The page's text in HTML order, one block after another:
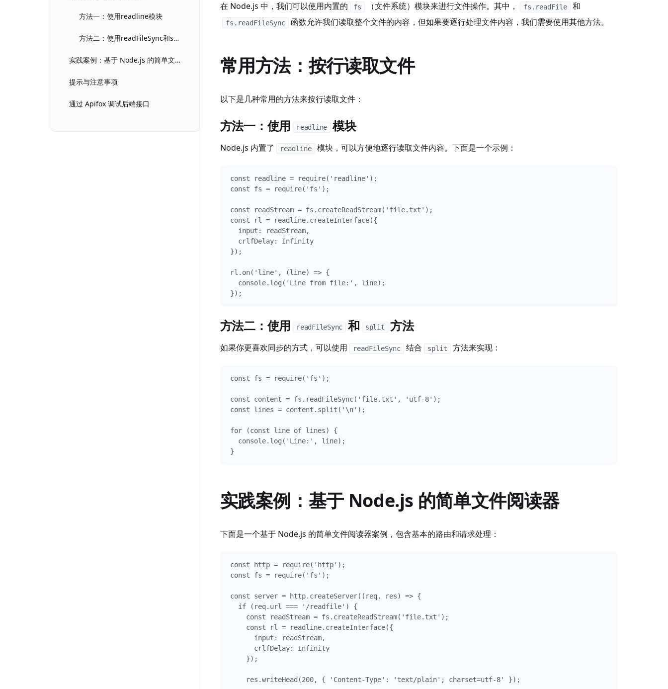
方法一：使用readline模块
方法二：使用readFileSync和split方法
实践案例：基于 Node.js 的简单文件阅读器
提示与注意事项
通过 Apifox 调试后端接口
在 Node.js 中，我们可以使用内置的 fs （文件系统）模块来进行文件操作。其中， fs.readFile 和
fs.readFileSync 函数允许我们读取整个文件的内容，但如果要逐行处理文件内容，我们需要使用其他方法。
常用方法：按行读取文件
以下是几种常用的方法来按行读取文件：
方法一：使用 readline 模块
Node.js 内置了 readline 模块，可以方便地逐行读取文件内容。下面是一个示例：
const readline = require('readline');
const fs = require('fs');
const readStream = fs.createReadStream('file.txt');
const rl = readline.createInterface({
  input: readStream,
  crlfDelay: Infinity
});
rl.on('line', (line) => {
  console.log('Line from file:', line);
});
方法二：使用 readFileSync 和 split 方法
如果你更喜欢同步的方式，可以使用 readFileSync 结合 split 方法来实现：
const fs = require('fs');
const content = fs.readFileSync('file.txt', 'utf-8');
const lines = content.split('\n');
for (const line of lines) {
  console.log('Line:', line);
}
实践案例：基于 Node.js 的简单文件阅读器
下面是一个基于 Node.js 的简单文件阅读器案例，包含基本的路由和请求处理：
const http = require('http');
const fs = require('fs');
const server = http.createServer((req, res) => {
  if (req.url === '/readfile') {
    const readStream = fs.createReadStream('file.txt');
    const rl = readline.createInterface({
      input: readStream,
      crlfDelay: Infinity
    });
    res.writeHead(200, { 'Content-Type': 'text/plain'; charset=utf-8' });